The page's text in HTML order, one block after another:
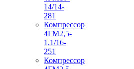
14/14-
281
Компрессор
4ГМ2,5-
1,1/16-
251
Компрессор